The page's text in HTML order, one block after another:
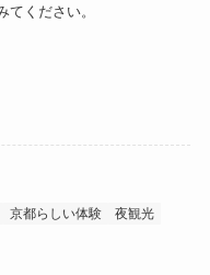
ください。
京都らしい体験
夜観光